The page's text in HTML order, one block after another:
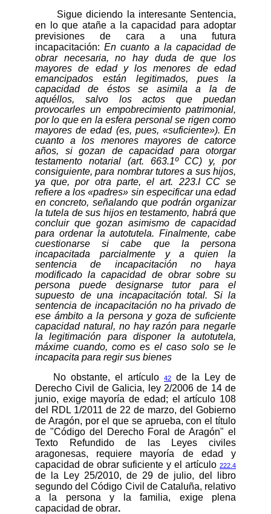
Sigue diciendo la interesante Sentencia,
en lo que atañe a la capacidad para adoptar
previsiones de cara a una futura
incapacitación: En cuanto a la capacidad de
obrar necesaria, no hay duda de que los
mayores de edad y los menores de edad
emancipados están legitimados, pues la
capacidad de éstos se asimila a la de
aquéllos, salvo los actos que puedan
provocarles un empobrecimiento patrimonial,
por lo que en la esfera personal se rigen como
mayores de edad (es, pues, «suficiente»). En
cuanto a los menores mayores de catorce
años, si gozan de capacidad para otorgar
testamento notarial (art. 663.1º CC) y, por
consiguiente, para nombrar tutores a sus hijos,
ya que, por otra parte, el art. 223.I CC se
refiere a los «padres» sin especificar una edad
en concreto, señalando que podrán organizar
la tutela de sus hijos en testamento, habrá que
concluir que gozan asimismo de capacidad
para ordenar la autotutela. Finalmente, cabe
cuestionarse si cabe que la persona
incapacitada parcialmente y a quien la
sentencia de incapacitación no haya
modificado la capacidad de obrar sobre su
persona puede designarse tutor para el
supuesto de una incapacitación total. Si la
sentencia de incapacitación no ha privado de
ese ámbito a la persona y goza de suficiente
capacidad natural, no hay razón para negarle
la legitimación para disponer la autotutela,
máxime cuando, como es el caso solo se le
incapacita para regir sus bienes
No obstante, el artículo
42
de la Ley de
Derecho Civil de Galicia, ley 2/2006 de 14 de
junio, exige mayoría de edad; el artículo 108
del RDL 1/2011 de 22 de marzo, del Gobierno
de Aragón, por el que se aprueba, con el título
de "Código del Derecho Foral de Aragón" el
Texto Refundido de las Leyes civiles
aragonesas, requiere mayoría de edad y
capacidad de obrar suficiente y el artículo 222.4
de la
Ley 25/2010, de 29 de julio, del libro
segundo del Código Civil de Cataluña, relativo
a la persona y la familia, exige plena
capacidad de obrar.